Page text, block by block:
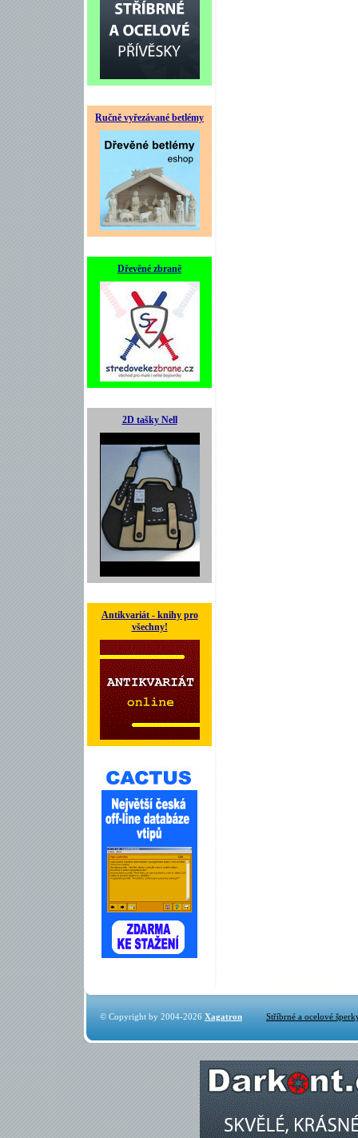
Ručně vyřezávané betlémy
Dřevěné zbraně
2D tašky Nell
Antikvariát - knihy pro
všechny!
© Copyright by 2004-2026 Xagatron Stříbrné a ocelové